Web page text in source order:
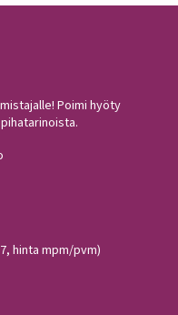
Poimi hyöty
hinta mpm/pvm)